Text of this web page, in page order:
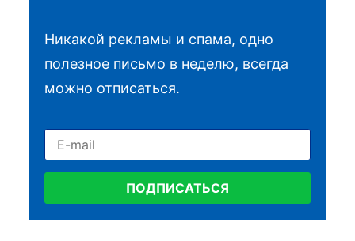
Никакой рекламы и спама, одно
полезное письмо в неделю, всегда
можно отписаться.
ПОДПИСАТЬСЯ